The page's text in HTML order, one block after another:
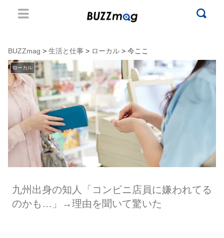
BUZZmag > 生活と仕事 > ローカル > 今ここ
ローカル
九州出身の知人「コンビニ店員に嫌われてる
のかも…」→理由を聞いて驚いた